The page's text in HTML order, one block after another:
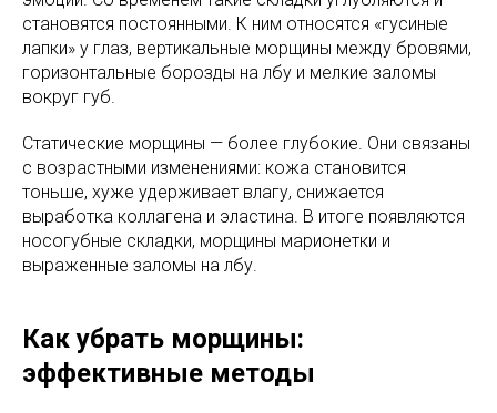
становятся постоянными. К ним относятся «гусиные
лапки» у глаз, вертикальные морщины между бровями,
горизонтальные борозды на лбу и мелкие заломы
вокруг губ.
Статические морщины — более глубокие. Они связаны
с возрастными изменениями: кожа становится
тоньше, хуже удерживает влагу, снижается
выработка коллагена и эластина. В итоге появляются
носогубные складки, морщины марионетки и
выраженные заломы на лбу.
Как убрать морщины:
эффективные методы